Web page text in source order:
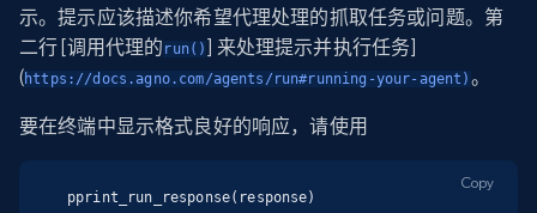
示。提示应该描述你希望代理处理的抓取任务或问题。第
二行 [调用代理的 run() ] 来处理提示并执行任务]
(https://docs.agno.com/agents/run#running-your-agent) 。
要在终端中显示格式良好的响应，请使用
pprint_run_response(response)
Copy